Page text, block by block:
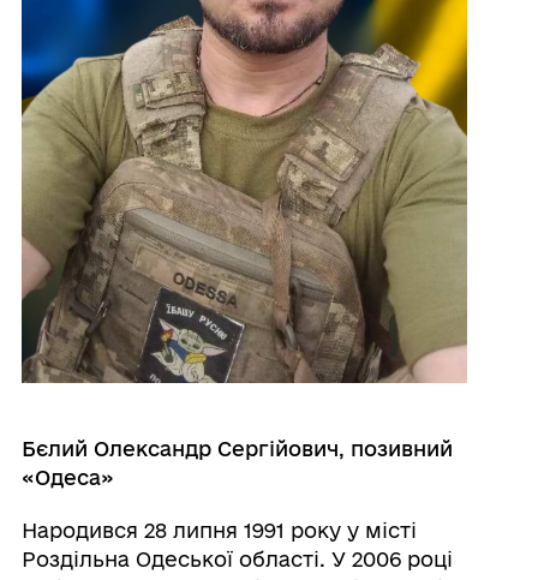
Бєлий Олександр Сергійович, позивний
«Одеса»
Народився 28 липня 1991 року у місті
Роздільна Одеської області. У 2006 році